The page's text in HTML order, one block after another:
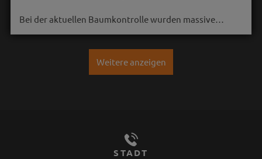
Bei der aktuellen Baumkontrolle wurden massive…
Weitere anzeigen
STADT